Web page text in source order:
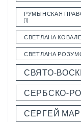
РУМЫНСКАЯ
(1)
СВЕТЛАНА
СВЕТЛАНА
СВЯТО-
СЕРБСКО-
СЕРГЕЙ